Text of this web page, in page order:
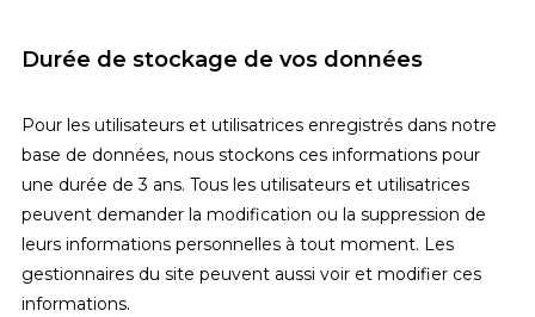
Durée de stockage de vos données
Pour les utilisateurs et utilisatrices enregistrés dans notre
base de données, nous stockons ces informations pour
une durée de 3 ans. Tous les utilisateurs et utilisatrices
peuvent demander la modification ou la suppression de
leurs informations personnelles à tout moment. Les
gestionnaires du site peuvent aussi voir et modifier ces
informations.